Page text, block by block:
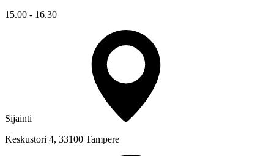
15.00 - 16.30
Sijainti
Keskustori 4, 33100 Tampere